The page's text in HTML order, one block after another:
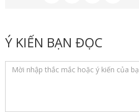
Ý KIẾN BẠN ĐỌC